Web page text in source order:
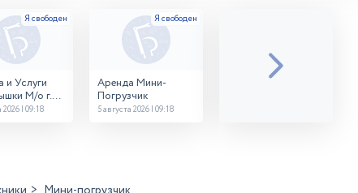
и Услуги
М/о г.
2026 | 09:18
Аренда Мини-
Погрузчик
5 августа 2026 | 09:18